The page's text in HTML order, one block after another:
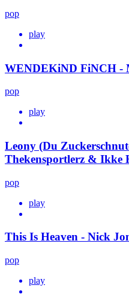
pop
play
WENDEKiND FiNCH -
pop
play
Leony (Du
Thekensportlerz & Ikke
pop
play
This Is Heaven - Nick
pop
play